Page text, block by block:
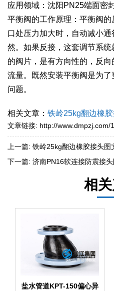
应用领域：沈阳PN25端面密
平衡阀的工作原理：平衡阀
口处压力加大时，自动减小
然。如果反接，这套调节系
的阀片，是有方向性的，反
流量。既然安装平衡阀是为
问题。
相关文章： 铁岭25kg翻边橡
文章链接: http://www.dmpzj.com/
上一篇: 铁岭25kg翻边橡胶接头图
下一篇: 济南PN16软连接防震接
相
盐水管道KPT-150偏心异